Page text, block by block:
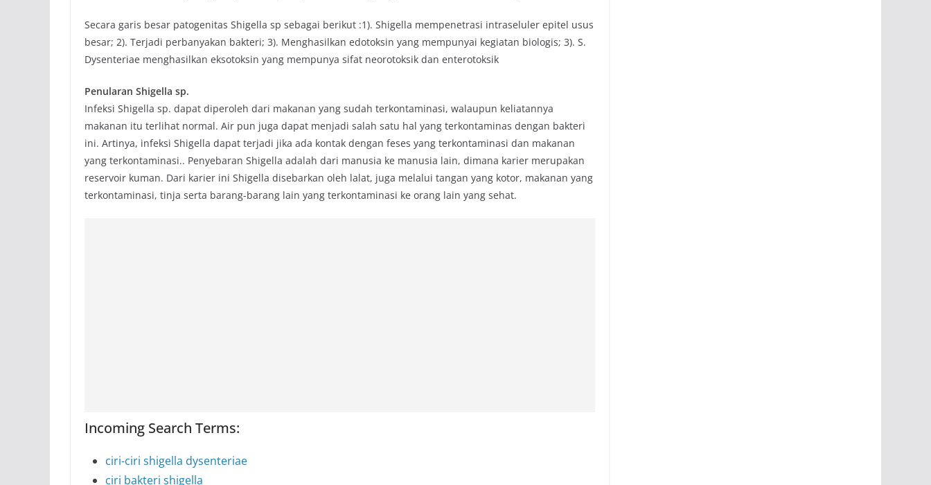
Secara garis besar patogenitas Shigella sp sebagai berikut :1). Shigella mempenetrasi intraseluler epitel usus
besar; 2). Terjadi perbanyakan bakteri; 3). Menghasilkan edotoksin yang mempunyai kegiatan biologis; 3). S.
Dysenteriae menghasilkan eksotoksin yang mempunya sifat neorotoksik dan enterotoksik
Penularan Shigella sp.
Infeksi Shigella sp. dapat diperoleh dari makanan yang sudah terkontaminasi, walaupun keliatannya
makanan itu terlihat normal. Air pun juga dapat menjadi salah satu hal yang terkontaminas dengan bakteri
ini. Artinya, infeksi Shigella dapat terjadi jika ada kontak dengan feses yang terkontaminasi dan makanan
yang terkontaminasi.. Penyebaran Shigella adalah dari manusia ke manusia lain, dimana karier merupakan
reservoir kuman. Dari karier ini Shigella disebarkan oleh lalat, juga melalui tangan yang kotor, makanan yang
terkontaminasi, tinja serta barang-barang lain yang terkontaminasi ke orang lain yang sehat.
Incoming Search Terms:
ciri-ciri shigella dysenteriae
ciri bakteri shigella